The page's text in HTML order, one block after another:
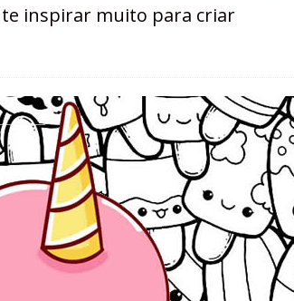
te inspirar muito para criar